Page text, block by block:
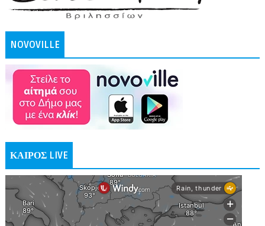
NOVOVILLE
ΚΑΙΡΟΣ LIVE